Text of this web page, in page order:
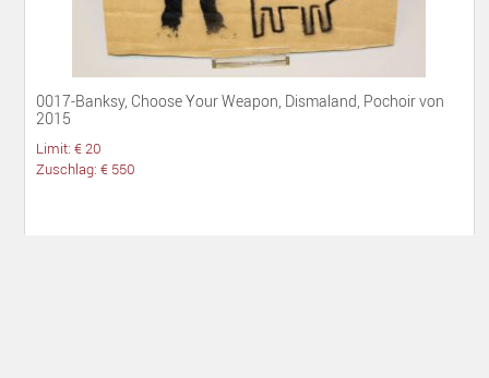
0017-Banksy, Choose Your Weapon, Dismaland, Pochoir von
2015
Limit: € 20
Zuschlag: € 550